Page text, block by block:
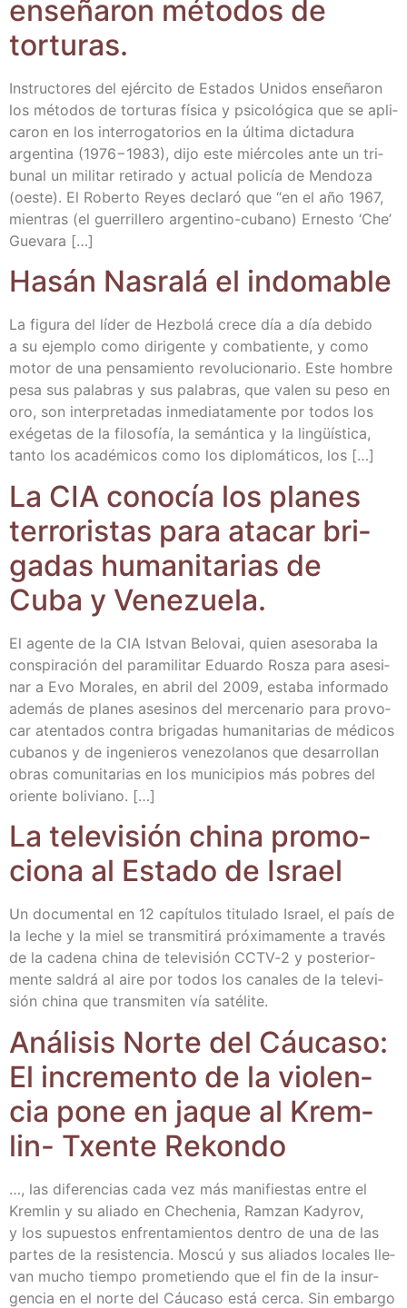
ense­ña­ron méto­dos de
torturas.
Ins­truc­to­res del ejér­ci­to de Esta­dos Uni­dos ense­ña­ron
los méto­dos de tor­tu­ras físi­ca y psi­co­ló­gi­ca que se apli­
ca­ron en los inte­rro­ga­to­rios en la últi­ma dic­ta­du­ra
argen­ti­na (1976−1983), dijo este miér­co­les ante un tri­
bu­nal un mili­tar reti­ra­do y actual poli­cía de Men­do­za
(oes­te). El Rober­to Reyes decla­ró que “en el año 1967,
mien­tras (el gue­rri­lle­ro arge­n­­tino-cubano) Ernes­to ‘Che’
Guevara […]
Hasán Nas­ra­lá el indomable
La figu­ra del líder de Hez­bo­lá cre­ce día a día debi­do
a su ejem­plo como diri­gen­te y com­ba­tien­te, y como
motor de una pen­sa­mien­to revo­lu­cio­na­rio. Este hom­bre
pesa sus pala­bras y sus pala­bras, que valen su peso en
oro, son inter­pre­ta­das inme­dia­ta­men­te por todos los
exé­ge­tas de la filo­so­fía, la semán­ti­ca y la lin­güís­ti­ca,
tan­to los aca­dé­mi­cos como los diplo­má­ti­cos, los […]
La CIA cono­cía los pla­nes
terro­ris­tas para ata­car bri­
ga­das huma­ni­ta­rias de
Cuba y Venezuela.
El agen­te de la CIA Ist­van Belo­vai, quien ase­so­ra­ba la
cons­pi­ra­ción del para­mi­li­tar Eduar­do Ros­za para ase­si­
nar a Evo Mora­les, en abril del 2009, esta­ba infor­ma­do
ade­más de pla­nes ase­si­nos del mer­ce­na­rio para pro­vo­
car aten­ta­dos con­tra bri­ga­das huma­ni­ta­rias de médi­cos
cuba­nos y de inge­nie­ros vene­zo­la­nos que desa­rro­llan
obras comu­ni­ta­rias en los muni­ci­pios más pobres del
orien­te boliviano. […]
La tele­vi­sión chi­na pro­mo­
cio­na al Esta­do de Israel
Un docu­men­tal en 12 capí­tu­los titu­la­do Israel, el país de
la leche y la miel se trans­mi­ti­rá pró­xi­ma­men­te a tra­vés
de la cade­na chi­na de tele­vi­sión CCTV‑2 y pos­te­rior­
men­te sal­drá al aire por todos los cana­les de la tele­vi­
sión chi­na que trans­mi­ten vía satélite.
Aná­li­sis Nor­te del Cáu­ca­so:
El incre­men­to de la vio­len­
cia pone en jaque al Krem­
lin- Txen­te Rekondo
…, las dife­ren­cias cada vez más mani­fies­tas entre el
Krem­lin y su alia­do en Che­che­nia, Ram­zan Kady­rov,
y los supues­tos enfren­ta­mien­tos den­tro de una de las
par­tes de la resis­ten­cia. Mos­cú y sus alia­dos loca­les lle­
van mucho tiem­po pro­me­tien­do que el fin de la insur­
gen­cia en el nor­te del Cáu­ca­so está cer­ca. Sin embar­go